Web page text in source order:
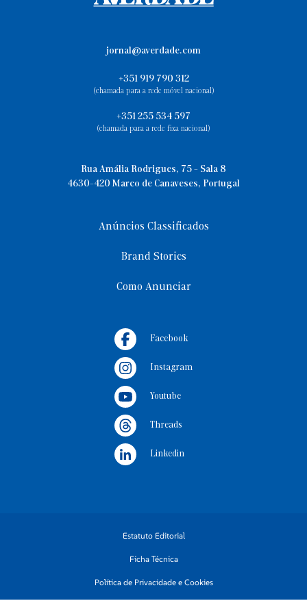
Classificados
de trabalho árduo e dedicação, mas também reforça o
jornal@averdade.com
+351 919 790 312
(chamada para a rede móvel nacional)
+351 255 534 597
(chamada para a rede fixa nacional)
Rua Amália Rodrigues, 75 - Sala 8
4630-420 Marco de Canaveses, Portugal
Anúncios Classificados
Brand Stories
Como Anunciar
Facebook
Instagram
Youtube
Threads
Linkedin
Estatuto Editorial
Ficha Técnica
Política de Privacidade e Cookies